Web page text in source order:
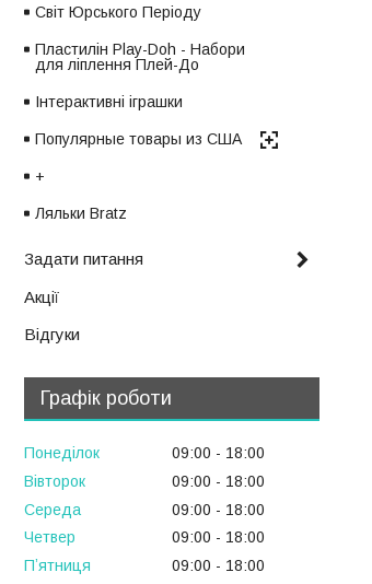
Світ Юрського Періоду
Пластилін Play-Doh - Набори
для ліплення Плей-До
Інтерактивні іграшки
Популярные товары из США
+
Ляльки Bratz
Задати питання
Акції
Відгуки
Графік роботи
Понеділок 09:00
18:00
Вівторок
09:00
18:00
Середа
09:00
18:00
Четвер
09:00
18:00
Пʼятниця
09:00
18:00